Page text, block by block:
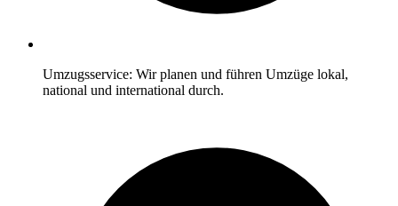
Umzugsservice: Wir planen und führen Umzüge lokal,
national und international durch.